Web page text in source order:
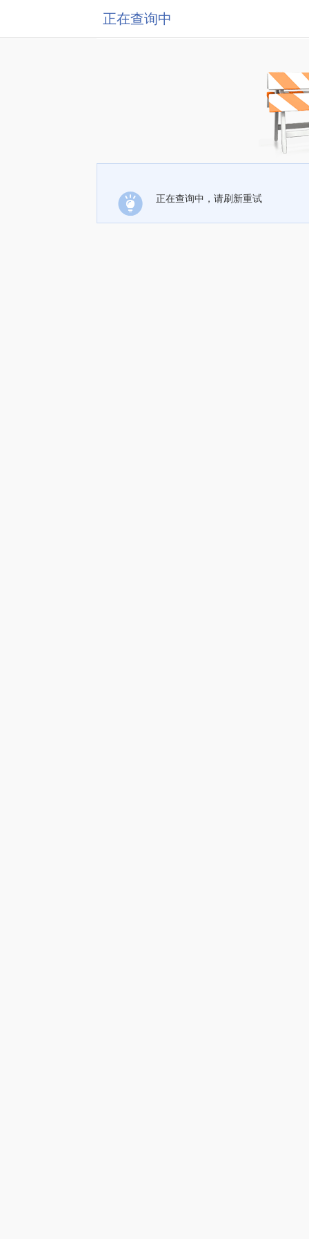
正在查询中
正在查询中，请刷新重试